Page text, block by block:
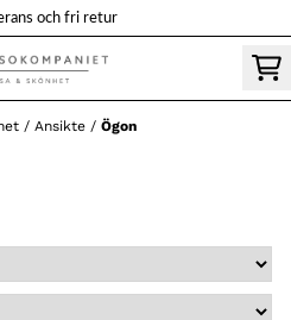
och fri retur
/ Ansikte / Ögon